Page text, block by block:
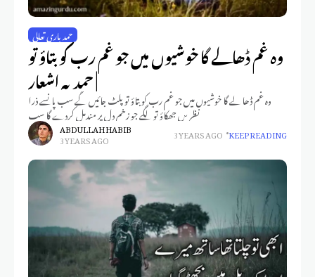
حمد باری تعالی
وہ غم ڈھالے گا خوشیوں میں جو غم رب کو بتاؤ تو
| حمدیہ اشعار
وہ غم ڈھالے گا خوشیوں میں جو غم رب کو بتاؤ تو پلٹ جائیں گے سب پانسے ذرا
نظریں جھکاؤ تو لگے جو زخم دل پر مندمل کردے گا سب
ABDULLAH HABIB
3 YEARS AGO 3 YEARS AGO KEEP READING